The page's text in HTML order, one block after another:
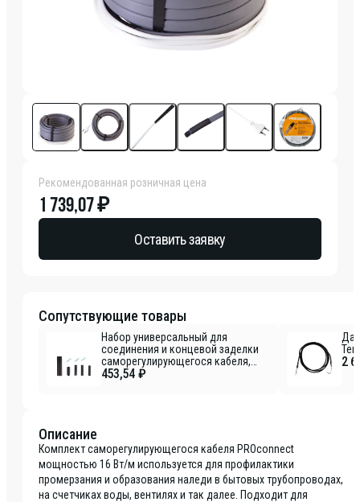
Рекомендованная розничная цена
1 739,07 ₽
Оставить заявку
Сопутствующие товары
Набор универсальный для
соединения и концевой заделки
саморегулирующегося кабеля,
эконом REXANT
453,54 ₽
2
Описание
Комплект саморегулирующегося кабеля PROconnect
мощностью 16 Вт/м используется для профилактики
промерзания и образования наледи в бытовых трубопроводах,
на счетчиках воды, вентилях и так далее. Подходит для